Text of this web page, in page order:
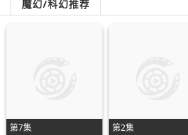
魔幻/科幻推荐
第7集 第2集